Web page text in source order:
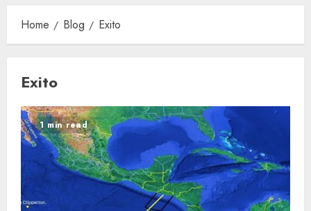
Home Blog Exito
Exito
1 min read